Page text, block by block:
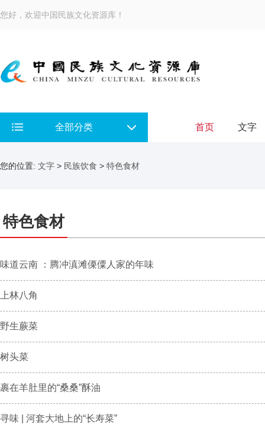
您好，欢迎中国民族文化资源库！
全部分类 首页 文字
您的位置: 文字 > 民族饮食 > 特色食材
特色食材
味道云南 ：腾冲滇滩傈僳人家的年味
上林八角
野生蕨菜
树头菜
裹在羊肚里的“桑桑”酥油
寻味 | 河套大地上的“长寿菜”